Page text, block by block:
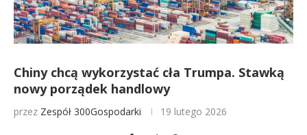
Chiny chcą wykorzystać cła Trumpa. Stawką
nowy porządek handlowy
przez Zespół 300Gospodarki 19 lutego 2026